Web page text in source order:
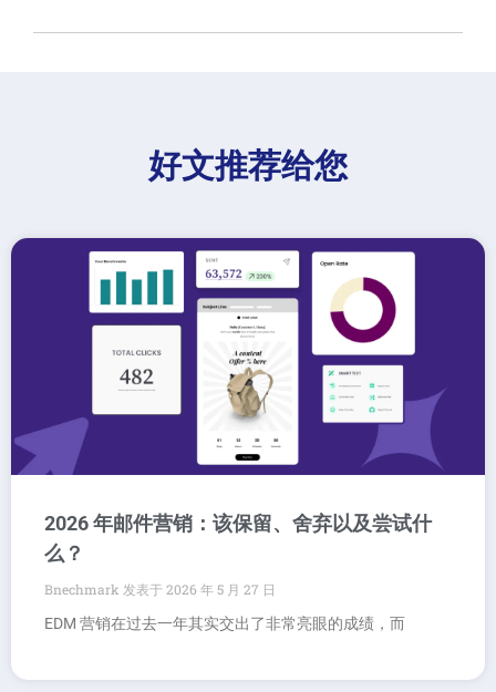
好文推荐给您
2026 年邮件营销：该保留、舍弃以及尝试什
么？
Bnechmark
2026 年 5 月 27 日
EDM 营销在过去一年其实交出了非常亮眼的成绩，而